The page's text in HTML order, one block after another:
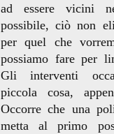
ad essere vicini
possibile, ciò non
per quel che
possiamo fare per
Gli interventi
piccola cosa,
Occorre che una
metta al primo